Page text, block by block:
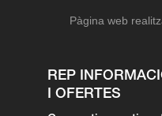
Pàgina web
REP
I OFERTES